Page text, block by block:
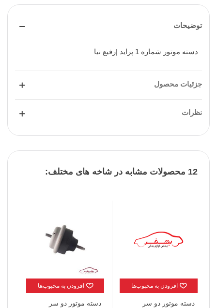
توضیحات
دسته موتور شماره 1 پراید |رفیع نیا
جزئیات محصول
نظرات
12 محصولات مشابه در شاخه های مختلف:
افزودن به محبوب‌ها
دسته موتور دو سر
افزودن به محبوب‌ها
دسته موتور دو سر